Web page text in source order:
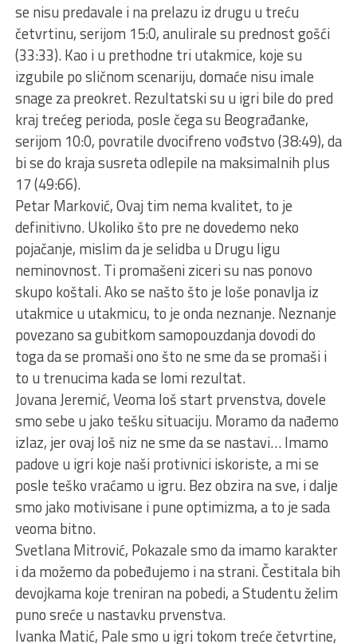
se nisu predavale i na prelazu iz drugu u treću
četvrtinu, serijom 15:0, anulirale su prednost gošći
(33:33). Kao i u prethodne tri utakmice, koje su
izgubile po sličnom scenariju, domaće nisu imale
snage za preokret. Rezultatski su u igri bile do pred
kraj trećeg perioda, posle čega su Beograđanke,
serijom 10:0, povratile dvocifreno vođstvo (38:49), da
bi se do kraja susreta odlepile na maksimalnih plus
17 (49:66).
Petar Marković, Ovaj tim nema kvalitet, to je
definitivno. Ukoliko što pre ne dovedemo neko
pojačanje, mislim da je selidba u Drugu ligu
neminovnost. Ti promašeni ziceri su nas ponovo
skupo koštali. Ako se našto što je loše ponavlјa iz
utakmice u utakmicu, to je onda neznanje. Neznanje
povezano sa gubitkom samopouzdanja dovodi do
toga da se promaši ono što ne sme da se promaši i
to u trenucima kada se lomi rezultat.
Jovana Jeremić, Veoma loš start prvenstva, dovele
smo sebe u jako tešku situaciju. Moramo da nađemo
izlaz, jer ovaj loš niz ne sme da se nastavi… Imamo
padove u igri koje naši protivnici iskoriste, a mi se
posle teško vraćamo u igru. Bez obzira na sve, i dalјe
smo jako motivisane i pune optimizma, a to je sada
veoma bitno.
Svetlana Mitrović, Pokazale smo da imamo karakter
i da možemo da pobeđujemo i na strani. Čestitala bih
devojkama koje treniran na pobedi, a Studentu želim
puno sreće u nastavku prvenstva.
Ivanka Matić, Pale smo u igri tokom treće četvrtine,